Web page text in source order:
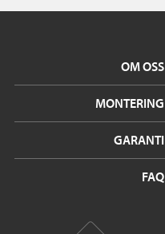
OM OSS
MONTERING
GARANTI
FAQ